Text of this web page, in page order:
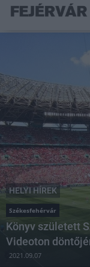
HELYI HÍREK
Székesfehérvár
Könyv született
Videoton
2021.09.07